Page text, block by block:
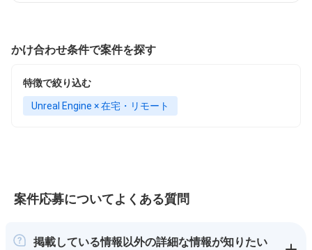
かけ合わせ条件で案件を探す
特徴で絞り込む
Unreal Engine × 在宅・リモート
案件応募についてよくある質問
掲載している情報以外の詳細な情報が知りたい